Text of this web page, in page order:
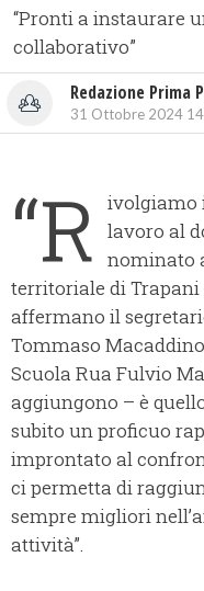
“Pronti a instaurare
collaborativo”
Redazione Prima
31 Ottobre 2024
“R
ivolgiamo
lavoro al
nominato
territoriale di Trapani
affermano il
Tommaso
Scuola Rua Fulvio
aggiungono – è
subito un proficuo
improntato al
ci permetta di
sempre migliori
attività”.